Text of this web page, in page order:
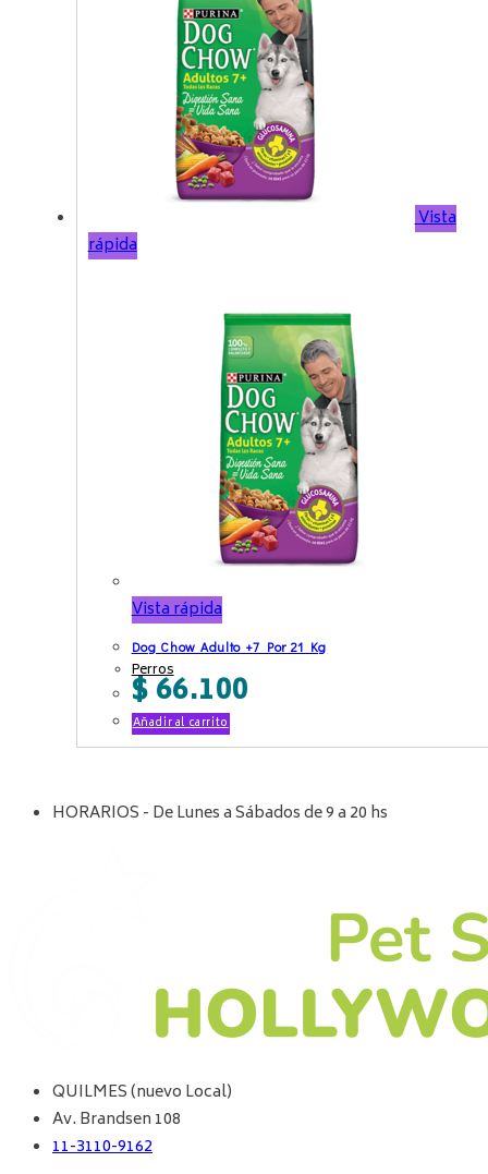
Vista
rápida
Vista rápida
Dog Chow Adulto +7 Por 21 Kg
Perros
$66.100
Añadir al carrito
HORARIOS - De Lunes a Sábados de 9 a 20 hs
QUILMES (nuevo Local)
Av. Brandsen 108
11-3110-9162